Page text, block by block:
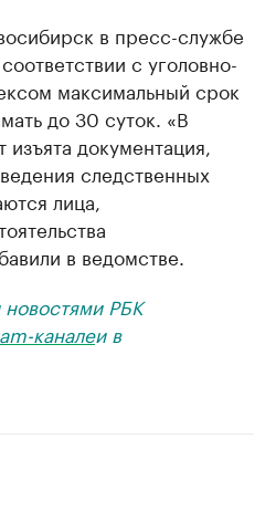
в пресс-службе
с уголовно-
максимальный срок
до 30 суток. «В
документация,
следственных
лица,
в ведомстве.
РБК
каналеи в